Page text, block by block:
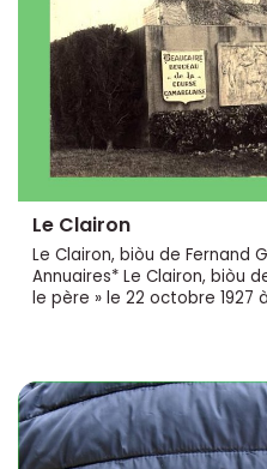
Le Clairon
Le Clairon, biòu de Fernand
Annuaires* Le Clairon, biòu
le père » le 22 octobre 1927